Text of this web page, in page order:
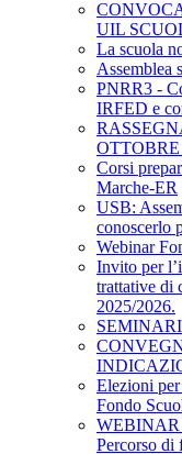
UIL
La scuola
Assemblea
PNRR3 -
IRFED e
OTTOBRE
Corsi
Marche-ER
USB:
conoscerlo
Webinar
Invito per
trattative di
2025/2026.
Elezioni
Fondo
Percorso di